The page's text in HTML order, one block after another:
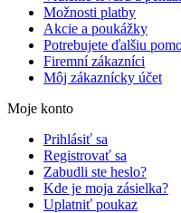
Možnosti platby
Akcie a poukážky
Potrebujete ďalšiu
Firemní zákazníci
Môj zákaznícky účet
Moje konto
Prihlásiť sa
Registrovať sa
Zabudli ste heslo?
Kde je moja zásielka?
Uplatniť poukaz